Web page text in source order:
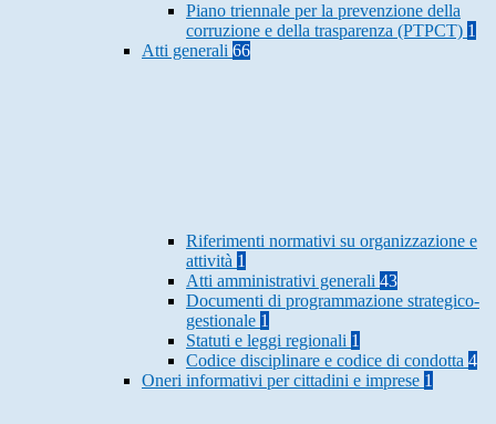
Piano triennale per la prevenzione della
corruzione e della trasparenza (PTPCT) 1
Atti generali 66
Riferimenti normativi su organizzazione e
attività 1
Atti amministrativi generali 43
Documenti di programmazione strategico-
gestionale 1
Statuti e leggi regionali 1
Codice disciplinare e codice di condotta 4
Oneri informativi per cittadini e imprese 1